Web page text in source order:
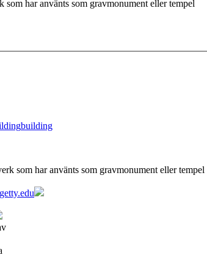
som har använts som gravmonument eller tempel
building
som har använts som gravmonument eller tempel